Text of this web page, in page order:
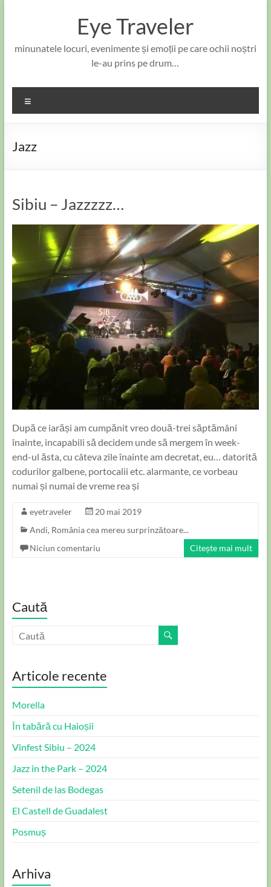
Eye Traveler
minunatele locuri, evenimente și emoții pe care ochii noștri
le-au prins pe drum…
Jazz
Sibiu – Jazzzzz…
După ce iarăși am cumpănit vreo două-trei săptămâni
înainte, incapabili să decidem unde să mergem în week-
end-ul ăsta, cu câteva zile înainte am decretat, eu… datorită
codurilor galbene, portocalii etc. alarmante, ce vorbeau
numai și numai de vreme rea și
eyetraveler
20 mai 2019
Andi, România cea mereu surprinzătoare...
Niciun comentariu
Citește mai mult
Caută
Articole recente
Morella
În tabără cu Haioșii
Vinfest Sibiu – 2024
Jazz in the Park – 2024
Setenil de las Bodegas
El Castell de Guadalest
Posmuș
Arhiva